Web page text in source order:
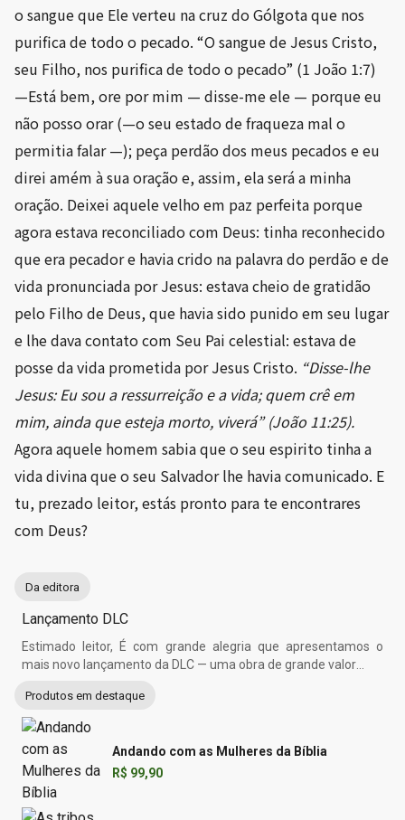
o sangue que Ele verteu na cruz do Gólgota que nos
purifica de todo o pecado. “O sangue de Jesus Cristo,
seu Filho, nos purifica de todo o pecado” (1 João 1:7)
—Está bem, ore por mim — disse-me ele — porque eu
não posso orar (—o seu estado de fraqueza mal o
permitia falar —); peça perdão dos meus pecados e eu
direi amém à sua oração e, assim, ela será a minha
oração. Deixei aquele velho em paz perfeita porque
agora estava reconciliado com Deus: tinha reconhecido
que era pecador e havia crido na palavra do perdão e de
vida pronunciada por Jesus: estava cheio de gratidão
pelo Filho de Deus, que havia sido punido em seu lugar
e lhe dava contato com Seu Pai celestial: estava de
posse da vida prometida por Jesus Cristo. “Disse-lhe
Jesus: Eu sou a ressurreição e a vida; quem crê em
mim, ainda que esteja morto, viverá” (João 11:25).
Agora aquele homem sabia que o seu espirito tinha a
vida divina que o seu Salvador lhe havia comunicado. E
tu, prezado leitor, estás pronto para te encontrares
com Deus?
Da editora
Lançamento DLC
Estimado leitor, É com grande alegria que apresentamos o
mais novo lançamento da DLC — uma obra de grande valor...
Produtos em destaque
Andando com as Mulheres da Bíblia
R$ 99,90